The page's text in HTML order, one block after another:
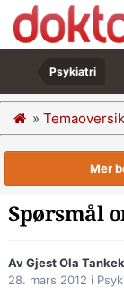
Psykiatri
»
Mer
Spørsmål
Av Gjest Ola
28. mars 2012 i